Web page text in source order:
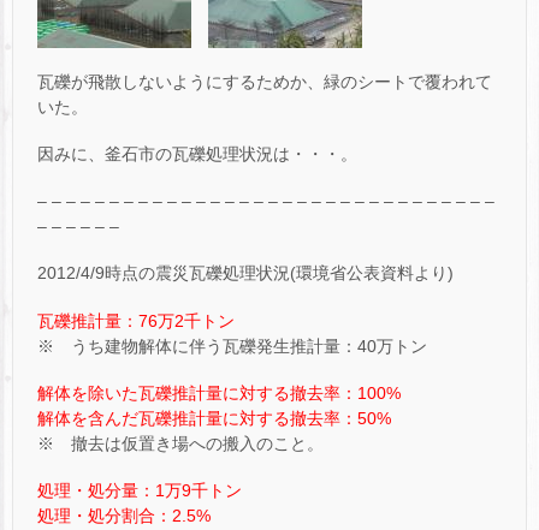
瓦礫が飛散しないようにするためか、緑のシートで覆われて
いた。
因みに、釜石市の瓦礫処理状況は・・・。
– – – – – – – – – – – – – – – – – – – – – – – – – – – – – – – –
– – – – – –
2012/4/9時点の震災瓦礫処理状況(環境省公表資料より)
瓦礫推計量：76万2千トン
※ うち建物解体に伴う瓦礫発生推計量：40万トン
解体を除いた瓦礫推計量に対する撤去率：100%
解体を含んだ瓦礫推計量に対する撤去率：50%
※ 撤去は仮置き場への搬入のこと。
処理・処分量：1万9千トン
処理・処分割合：2.5%